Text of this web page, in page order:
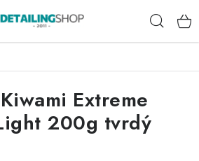
Extreme
200g tvrdý